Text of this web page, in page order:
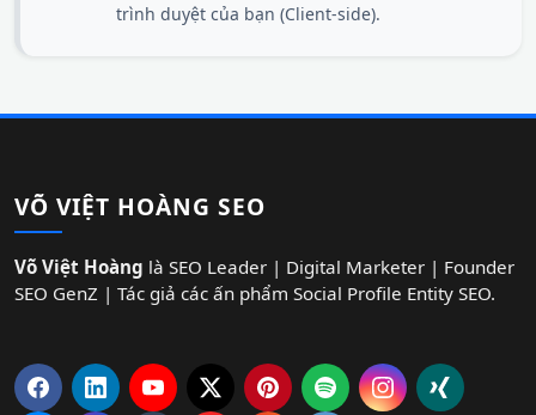
trình duyệt của bạn (Client-side).
VÕ VIỆT HOÀNG SEO
Võ Việt Hoàng là SEO Leader | Digital Marketer | Founder
SEO GenZ | Tác giả các ấn phẩm Social Profile Entity SEO.